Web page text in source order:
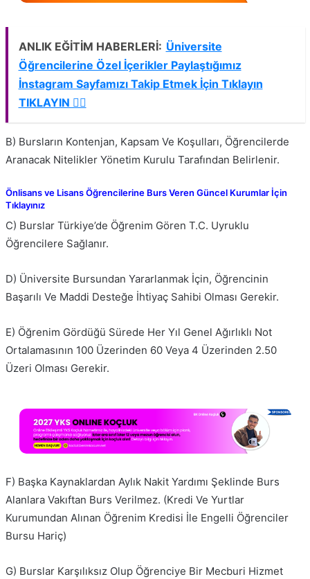
ANLIK EĞİTİM HABERLERİ: Üniversite
Öğrencilerine Özel İçerikler Paylaştığımız
İnstagram Sayfamızı Takip Etmek İçin Tıklayın
TIKLAYIN 👈🏻
B) Bursların Kontenjan, Kapsam Ve Koşulları, Öğrencilerde
Aranacak Nitelikler Yönetim Kurulu Tarafından Belirlenir.
Önlisans ve Lisans Öğrencilerine Burs Veren Güncel Kurumlar İçin
Tıklayınız
C) Burslar Türkiye’de Öğrenim Gören T.C. Uyruklu
Öğrencilere Sağlanır.
D) Üniversite Bursundan Yararlanmak İçin, Öğrencinin
Başarılı Ve Maddi Desteğe İhtiyaç Sahibi Olması Gerekir.
E) Öğrenim Gördüğü Sürede Her Yıl Genel Ağırlıklı Not
Ortalamasının 100 Üzerinden 60 Veya 4 Üzerinden 2.50
Üzeri Olması Gerekir.
F) Başka Kaynaklardan Aylık Nakit Yardımı Şeklinde Burs
Alanlara Vakıftan Burs Verilmez. (Kredi Ve Yurtlar
Kurumundan Alınan Öğrenim Kredisi İle Engelli Öğrenciler
Bursu Hariç)
G) Burslar Karşılıksız Olup Öğrenciye Bir Mecburi Hizmet